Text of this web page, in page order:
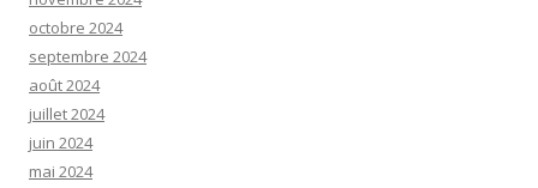
octobre 2024
septembre 2024
août 2024
juillet 2024
juin 2024
mai 2024